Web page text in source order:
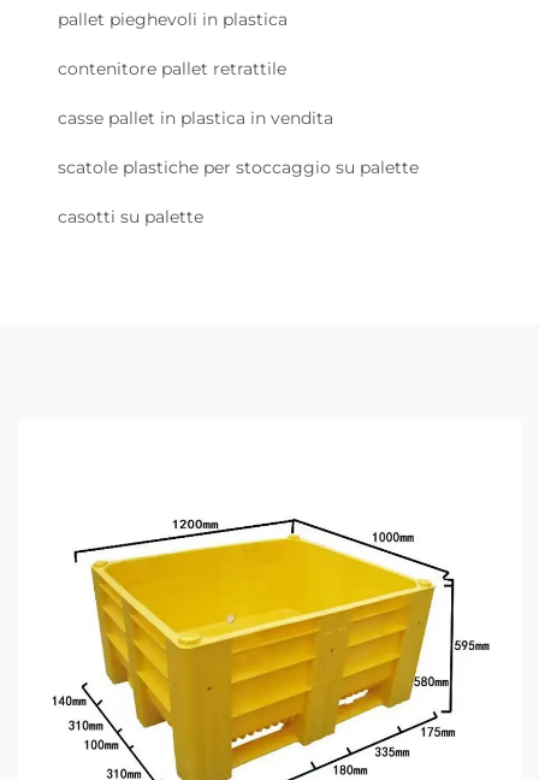
pallet pieghevoli in plastica
contenitore pallet retrattile
casse pallet in plastica in vendita
scatole plastiche per stoccaggio su palette
casotti su palette